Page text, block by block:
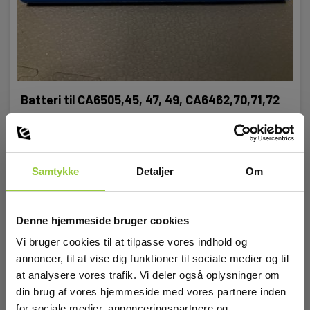
Samtykke Detaljer Om
Denne hjemmeside bruger cookies
Vi bruger cookies til at tilpasse vores indhold og
annoncer, til at vise dig funktioner til sociale medier og til
at analysere vores trafik. Vi deler også oplysninger om
din brug af vores hjemmeside med vores partnere inden
Batteri:
IP-klasse:
IP53
Dimensioner
H x B x D:
250 mm x 270 mm x 180 mm
Batteri til CA6505,45, 47, 49, CA6462,70,71,72
EAN 3760171416181
EL-NR 6398904032
2.395,00 DKK
Læs mere